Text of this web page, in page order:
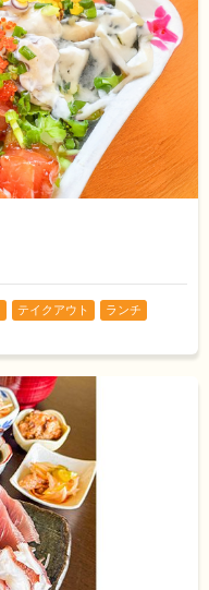
テイクアウト ランチ